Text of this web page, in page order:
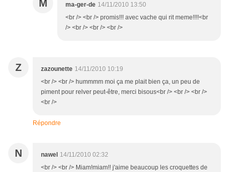
M ma-ger-de 14/11/2010 13:50
<br /> <br /> promis!!! avec vache qui rit meme!!!!<br
/> <br /> <br /> <br />
Z zazounette 14/11/2010 10:19
<br /> <br /> hummmm moi ça me plait bien ça, un peu de
piment pour relver peut-être, merci bisous<br /> <br /> <br />
<br />
Répondre
N nawel 14/11/2010 02:32
<br /> <br /> Miam!miam!! j'aime beaucoup les croquettes de